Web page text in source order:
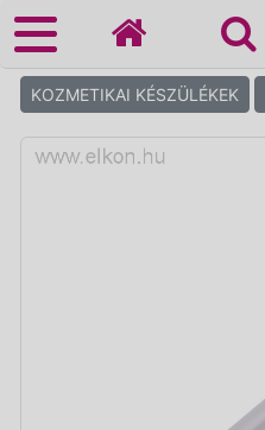
KOZMETIKAI KÉSZÜLÉKEK